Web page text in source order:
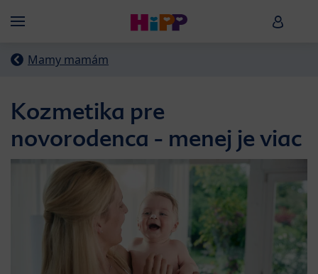
Menü HiPP
Mamy mamám
Kozmetika pre
novorodenca - menej je viac